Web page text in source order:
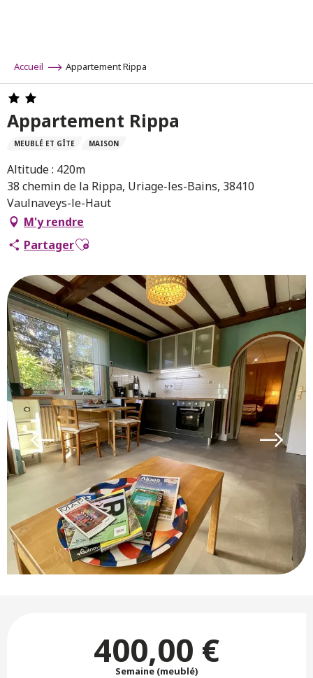
Accueil Appartement Rippa
Appartement Rippa
MEUBLÉ ET GÎTE MAISON
Altitude : 420m
38 chemin de la Rippa, Uriage-les-Bains, 38410
Vaulnaveys-le-Haut
M'y rendre
PartagerAjouter aux favoris
400,00 €
Semaine (meublé)